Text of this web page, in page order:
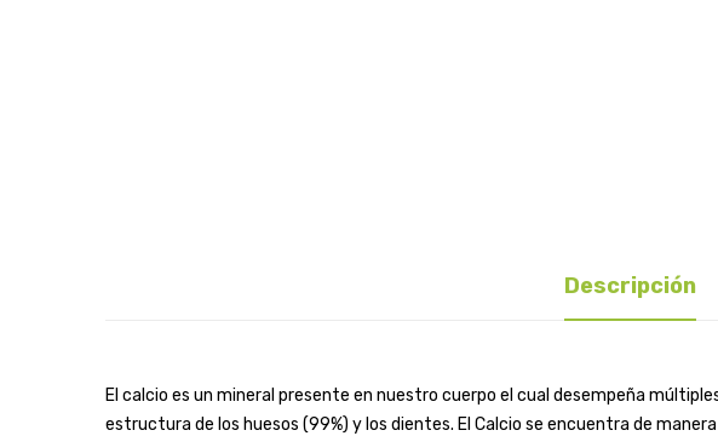
Descripción
El calcio es un mineral presente en nuestro cuerpo el cual desempeña
estructura de los huesos (99%) y los dientes. El Calcio se encuentra de